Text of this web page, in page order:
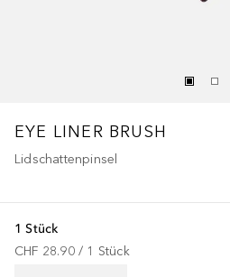
EYE LINER BRUSH
Lidschattenpinsel
1 Stück
CHF 28.90 / 1 Stück